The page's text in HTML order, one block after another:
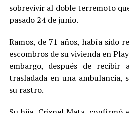
sobrevivir al doble terremoto
pasado 24 de junio.
Ramos, de 71 años, había sido
escombros de su vivienda en
embargo, después de recibir
trasladada en una ambulancia,
su rastro.